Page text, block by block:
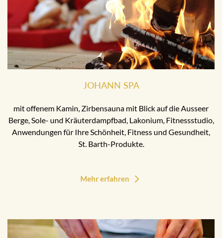
JOHANN SPA
mit offenem Kamin, Zirbensauna mit Blick auf die Ausseer
Berge, Sole- und Kräuterdampfbad, Lakonium, Fitnessstudio,
Anwendungen für Ihre Schönheit, Fitness und Gesundheit,
St. Barth-Produkte.
Mehr erfahren